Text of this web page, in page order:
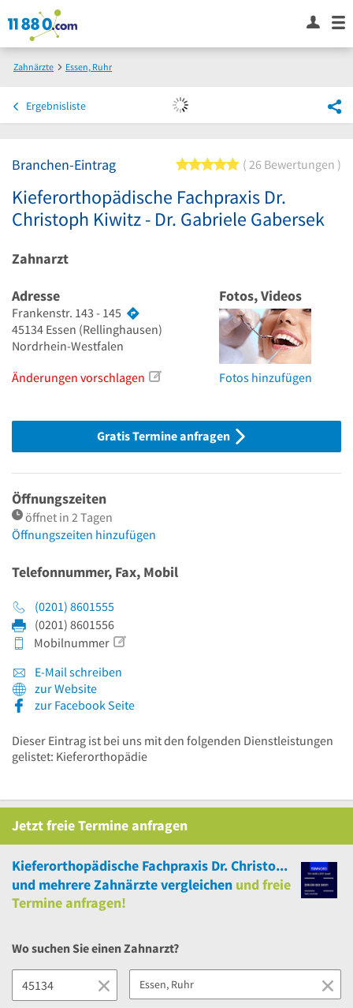
Zahnärzte
Essen, Ruhr
Ergebnisliste
Branchen-Eintrag 5 von 5 Sternen
26 Bewertungen
Kieferorthopädische Fachpraxis Dr.
Christoph Kiwitz - Dr. Gabriele Gabersek
Zahnarzt
Adresse
Frankenstr. 143 - 145
45134 Essen (Rellinghausen)
Nordrhein-Westfalen
Änderungen vorschlagen
Fotos, Videos
Fotos hinzufügen
Gratis Termine anfragen
Öffnungszeiten
öffnet in 2 Tagen
Öffnungszeiten hinzufügen
Telefonnummer, Fax, Mobil
(0201) 8601555
(0201) 8601556
Mobilnummer
E-Mail schreiben
zur Website
zur Facebook Seite
Dieser Eintrag ist bei uns mit den folgenden Dienstleistungen
gelistet: Kieferorthopädie
JetztfreieTermine anfragen
Kieferorthopädische Fachpraxis Dr. Christoph Kiwitz - Dr. Gabriele Gabersek
und mehrereZahnärzte vergleichen undfreie
Termine anfragen!
Wo suchen Sie einen Zahnarzt?